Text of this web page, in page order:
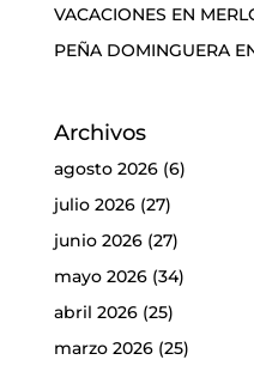
VACACIONES EN
PEÑA DOMINGUERA
Archivos
agosto 2026(6)
julio 2026(27)
junio 2026(27)
mayo 2026(34)
abril 2026(25)
marzo 2026(25)